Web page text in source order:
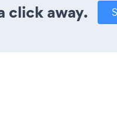
click away.